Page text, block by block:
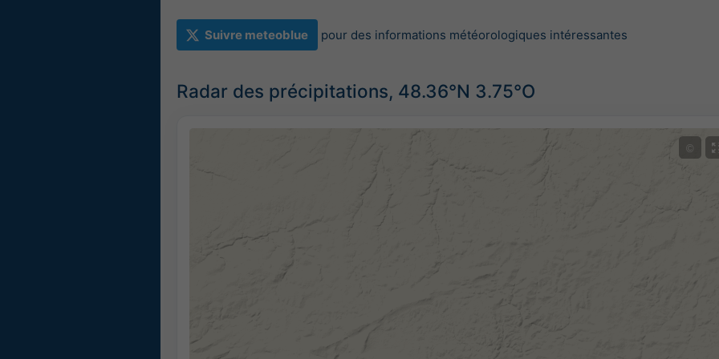
Suivre meteoblue pour des informations météorologiques intéressantes
Radar des précipitations, 48.36°N 3.75°O
©